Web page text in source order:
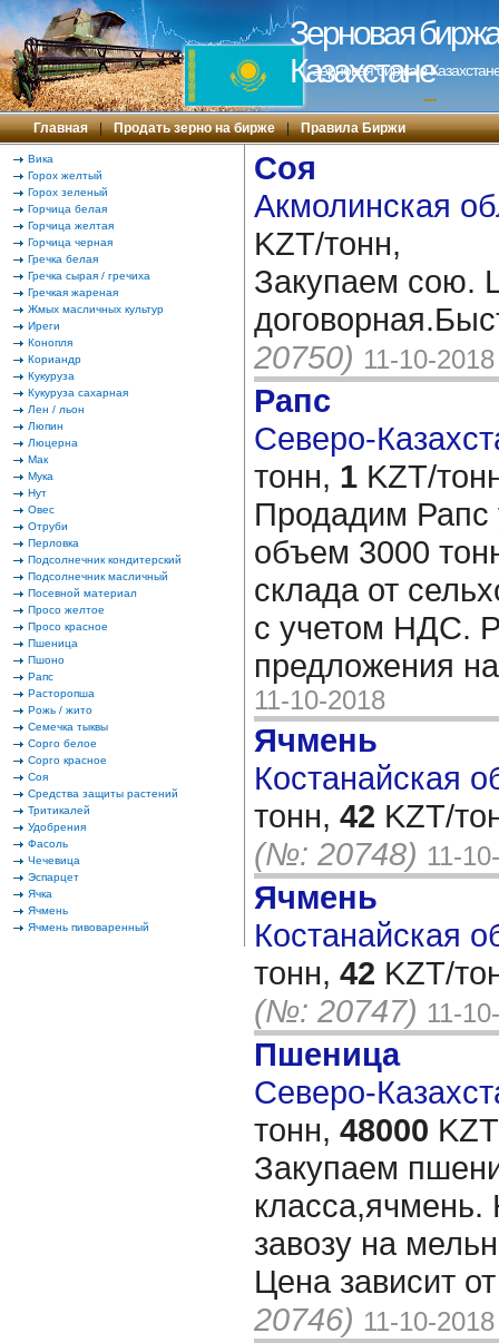
Зерновая
Казахстане
Зерновая биржа в
---
Главная | Продать зерно на бирже | Правила Биржи
Вика
Горох желтый
Горох зеленый
Горчица белая
Горчица желтая
Горчица черная
Гречка белая
Гречка сырая / гречиха
Гречкая жареная
Жмых масличных культур
Иреги
Конопля
Кориандр
Кукуруза
Кукуруза сахарная
Лен / льон
Люпин
Люцерна
Мак
Мука
Нут
Овес
Отруби
Перловка
Подсолнечник кондитерский
Подсолнечник масличный
Посевной материал
Просо желтое
Просо красное
Пшеница
Пшоно
Рапс
Расторопша
Рожь / жито
Семечка тыквы
Сорго белое
Сорго красное
Соя
Средства защиты растений
Тритикалей
Удобрения
Фасоль
Чечевица
Эспарцет
Ячка
Ячмень
Ячмень пивоваренный
Соя
Акмолинская
KZT/тонн,
Закупаем сою.
20750) 11-10-2018
Рапс
Северо-
тонн, 1 KZT/
Продадим Рапс
объем 3000
склада от
с учетом НДС.
предложения
11-10-2018
Ячмень
Костанайская
тонн, 42 KZT/
(№: 20748) 11-
Ячмень
Костанайская
тонн, 42 KZT/
(№: 20747) 11-
Пшеница
Северо-
тонн, 48000
Закупаем
класса,ячмень.
завозу на
Цена зависит
20746) 11-10-2018